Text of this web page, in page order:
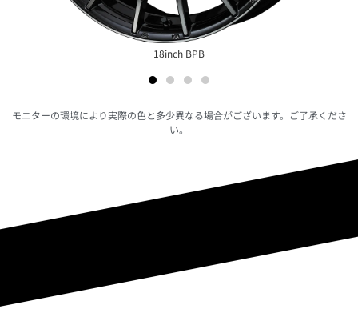
18inch BPB
モニターの環境により実際の色と多少異なる場合がございます。ご了承くださ
い。